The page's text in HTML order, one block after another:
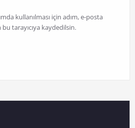
kullanılması için adım, e-posta
tarayıcıya kaydedilsin.